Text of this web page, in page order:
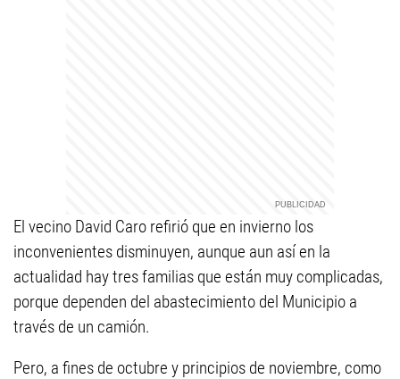
El vecino David Caro refirió que en invierno los
inconvenientes disminuyen, aunque aun así en la
actualidad hay tres familias que están muy complicadas,
porque dependen del abastecimiento del Municipio a
través de un camión.
Pero, a fines de octubre y principios de noviembre, como